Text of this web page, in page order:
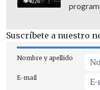
"Spider-Man:
"Spider-Man: No
fue la película
mundo, con una
millones de
4028
Suscríbete a nuestro
Nombre y apellido
E-mail